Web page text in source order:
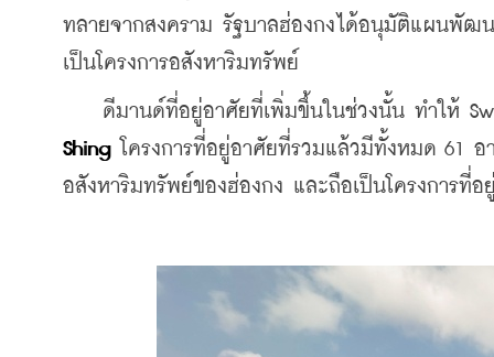
ทลายจากสงคราม รัฐบาลฮ่องกงได้อนุมัติแผนพัฒ
เป็นโครงการอสังหาริมทรัพย์
ดีมานด์ที่อยู่อาศัยที่เพิ่มขึ้นในช่วงนั้น ทำให้
Shing โครงการที่อยู่อาศัยที่รวมแล้วมีทั้งหมด 61 อ
อสังหาริมทรัพย์ของฮ่องกง และถือเป็นโครงการที่